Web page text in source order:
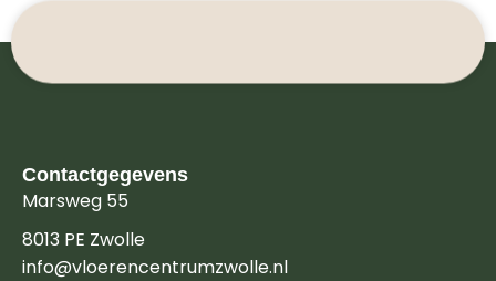
Contactgegevens
Marsweg 55
8013 PE Zwolle
info@vloerencentrumzwolle.nl